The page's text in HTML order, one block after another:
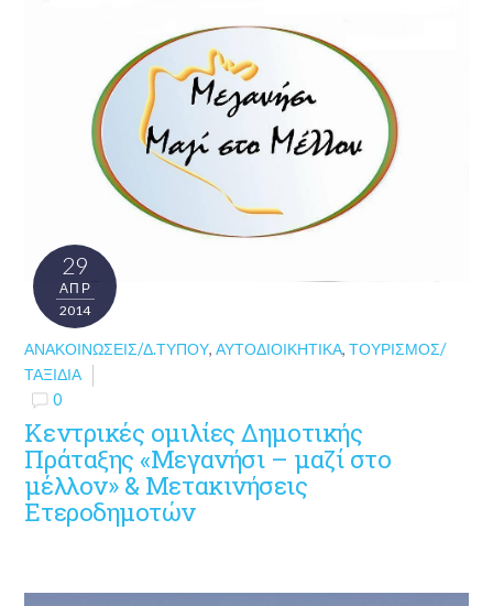
29
ΑΠΡ
2014
ΑΝΑΚΟΙΝΏΣΕΙΣ/Δ.ΤΎΠΟΥ,ΑΥΤΟΔΙΟΙΚΗΤΙΚΆ,ΤΟΥΡΙΣΜΌΣ/
ΤΑΞΊΔΙΑ
0
Κεντρικές ομιλίες Δημοτικής
Πράταξης «Μεγανήσι – μαζί στο
μέλλον» & Μετακινήσεις
Ετεροδημοτών